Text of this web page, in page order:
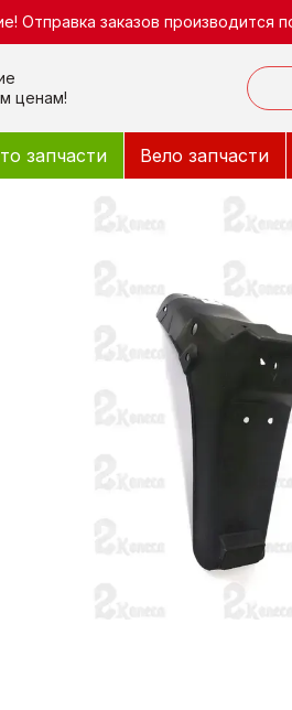
контенту
Отправка заказов производится
запчасти Вело запчасти